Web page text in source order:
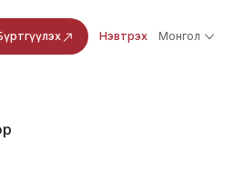
Нэвтрэх Монгол